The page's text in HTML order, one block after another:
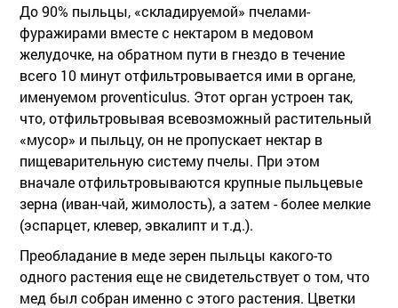
До 90% пыльцы, «складируемой» пчелами-
фуражирами вместе с нектаром в медовом
желудочке, на обратном пути в гнездо в течение
всего 10 минут отфильтровывается ими в органе,
именуемом proventiculus. Этот орган устроен так,
что, отфильтровывая всевозможный растительный
«мусор» и пыльцу, он не пропускает нектар в
пищеварительную систему пчелы. При этом
вначале отфильтровываются крупные пыльцевые
зерна (иван-чай, жимолость), а затем - более мелкие
(эспарцет, клевер, эвкалипт и т.д.).
Преобладание в меде зерен пыльцы какого-то
одного растения еще не свидетельствует о том, что
мед был собран именно с этого растения. Цветки